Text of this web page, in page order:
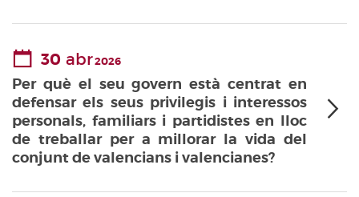
30 abr2026
Per què el seu govern està centrat en
defensar els seus privilegis i interessos
personals, familiars i partidistes en lloc
de treballar per a millorar la vida del
conjunt de valencians i valencianes?